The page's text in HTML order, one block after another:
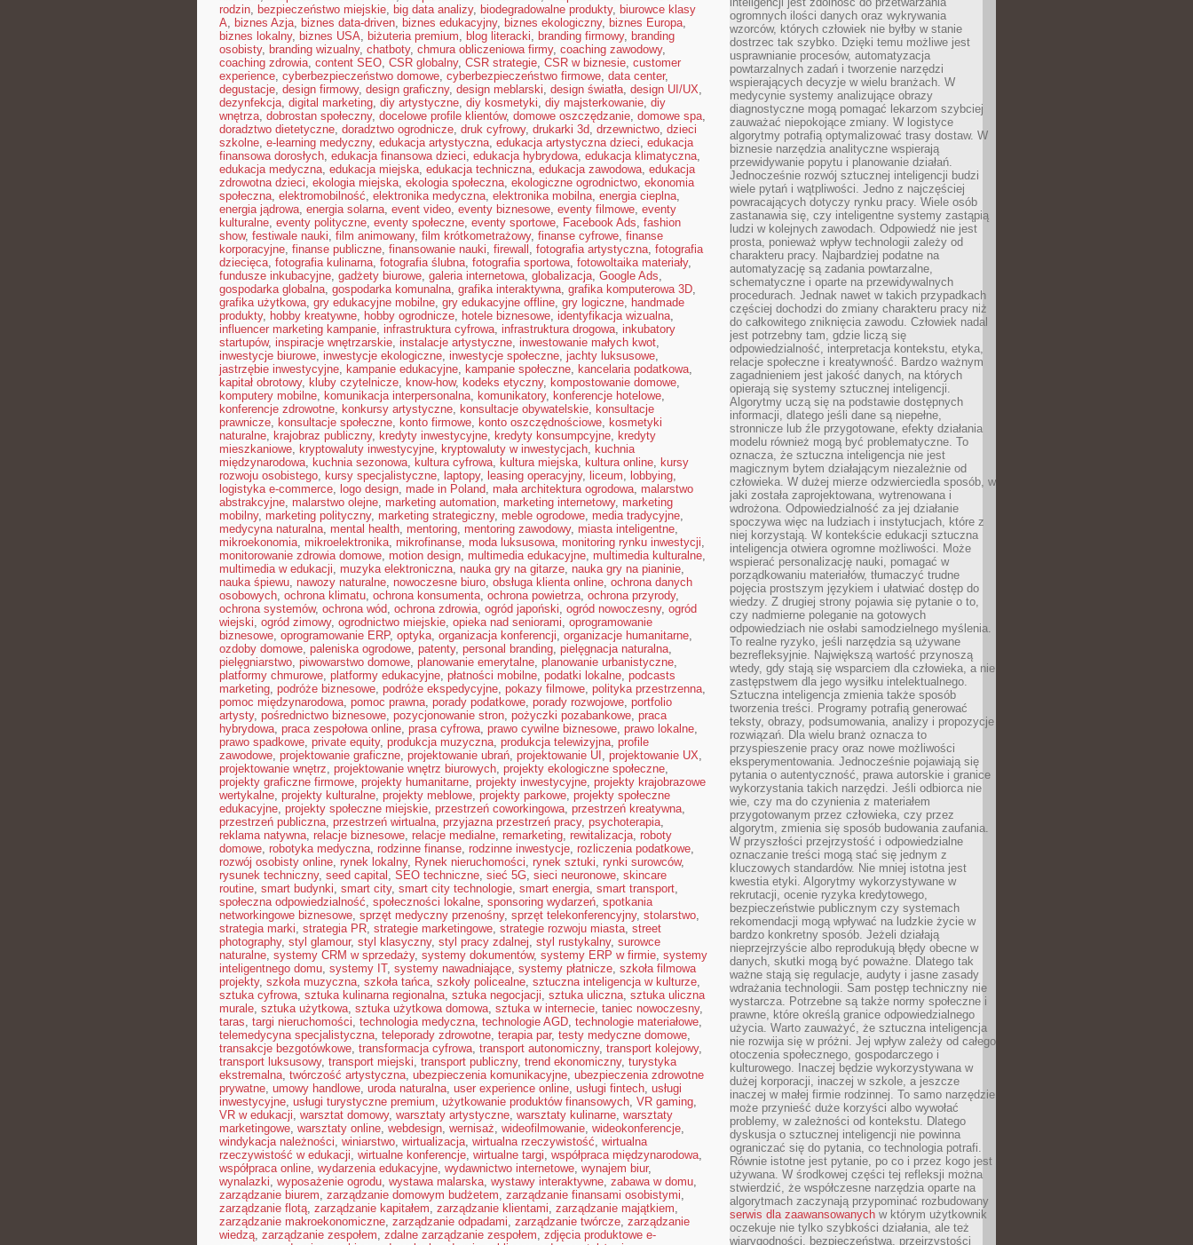
rodzin, bezpieczeństwo miejskie, big data analizy, biodegradowalne produkty, biurowce klasy
A, biznes Azja, biznes data-driven, biznes edukacyjny, biznes ekologiczny, biznes Europa,
biznes lokalny, biznes USA, biżuteria premium, blog literacki, branding firmowy, branding
osobisty, branding wizualny, chatboty, chmura obliczeniowa firmy, coaching zawodowy,
coaching zdrowia, content SEO, CSR globalny, CSR strategie, CSR w biznesie, customer
experience, cyberbezpieczeństwo domowe, cyberbezpieczeństwo firmowe, data center,
degustacje, design firmowy, design graficzny, design meblarski, design światła, design UI/UX,
dezynfekcja, digital marketing, diy artystyczne, diy kosmetyki, diy majsterkowanie, diy
wnętrza, dobrostan społeczny, docelowe profile klientów, domowe oszczędzanie, domowe spa,
doradztwo dietetyczne, doradztwo ogrodnicze, druk cyfrowy, drukarki 3d, drzewnictwo, dzieci
szkolne, e-learning medyczny, edukacja artystyczna, edukacja artystyczna dzieci, edukacja
finansowa dorosłych, edukacja finansowa dzieci, edukacja hybrydowa, edukacja klimatyczna,
edukacja medyczna, edukacja miejska, edukacja techniczna, edukacja zawodowa, edukacja
zdrowotna dzieci, ekologia miejska, ekologia społeczna, ekologiczne ogrodnictwo, ekonomia
społeczna, elektromobilność, elektronika medyczna, elektronika mobilna, energia cieplna,
energia jądrowa, energia solarna, event video, eventy biznesowe, eventy filmowe, eventy
kulturalne, eventy polityczne, eventy społeczne, eventy sportowe, Facebook Ads, fashion
show, festiwale nauki, film animowany, film krótkometrażowy, finanse cyfrowe, finanse
korporacyjne, finanse publiczne, finansowanie nauki, firewall , fotografia artystyczna, fotografia
dziecięca, fotografia kulinarna, fotografia ślubna, fotografia sportowa, fotowoltaika materiały,
fundusze inkubacyjne, gadżety biurowe, galeria internetowa, globalizacja, Google Ads,
gospodarka globalna, gospodarka komunalna, grafika interaktywna, grafika komputerowa 3D,
grafika użytkowa, gry edukacyjne mobilne, gry edukacyjne offline, gry logiczne, handmade
produkty, hobby kreatywne, hobby ogrodnicze, hotele biznesowe, identyfikacja wizualna,
influencer marketing kampanie, infrastruktura cyfrowa, infrastruktura drogowa, inkubatory
startupów, inspiracje wnętrzarskie, instalacje artystyczne, inwestowanie małych kwot,
inwestycje biurowe, inwestycje ekologiczne, inwestycje społeczne, jachty luksusowe,
jastrzębie inwestycyjne, kampanie edukacyjne, kampanie społeczne, kancelaria podatkowa,
kapitał obrotowy, kluby czytelnicze, know-how, kodeks etyczny, kompostowanie domowe,
komputery mobilne, komunikacja interpersonalna, komunikatory, konferencje hotelowe,
konferencje zdrowotne, konkursy artystyczne, konsultacje obywatelskie, konsultacje
prawnicze, konsultacje społeczne, konto firmowe, konto oszczędnościowe, kosmetyki
naturalne, krajobraz publiczny, kredyty inwestycyjne, kredyty konsumpcyjne, kredyty
mieszkaniowe, kryptowaluty inwestycyjne, kryptowaluty w inwestycjach, kuchnia
międzynarodowa, kuchnia sezonowa, kultura cyfrowa, kultura miejska, kultura online, kursy
rozwoju osobistego, kursy specjalistyczne, laptopy, leasing operacyjny, liceum, lobbying,
logistyka e-commerce, logo design, made in Poland, mała architektura ogrodowa, malarstwo
abstrakcyjne, malarstwo olejne, marketing automation, marketing internetowy, marketing
mobilny, marketing polityczny, marketing strategiczny, meble ogrodowe, media tradycyjne,
medycyna naturalna, mental health, mentoring, mentoring zawodowy, miasta inteligentne,
mikroekonomia, mikroelektronika, mikrofinanse, moda luksusowa, monitoring rynku inwestycji,
monitorowanie zdrowia domowe, motion design, multimedia edukacyjne, multimedia kulturalne,
multimedia w edukacji, muzyka elektroniczna, nauka gry na gitarze, nauka gry na pianinie,
nauka śpiewu, nawozy naturalne, nowoczesne biuro, obsługa klienta online, ochrona danych
osobowych, ochrona klimatu, ochrona konsumenta, ochrona powietrza, ochrona przyrody,
ochrona systemów, ochrona wód, ochrona zdrowia, ogród japoński, ogród nowoczesny, ogród
wiejski, ogród zimowy, ogrodnictwo miejskie, opieka nad seniorami, oprogramowanie
biznesowe, oprogramowanie ERP, optyka, organizacja konferencji, organizacje humanitarne,
ozdoby domowe, paleniska ogrodowe, patenty, personal branding, pielęgnacja naturalna,
pielęgniarstwo, piwowarstwo domowe, planowanie emerytalne, planowanie urbanistyczne,
platformy chmurowe, platformy edukacyjne, płatności mobilne, podatki lokalne, podcasts
marketing, podróże biznesowe, podróże ekspedycyjne, pokazy filmowe, polityka przestrzenna,
pomoc międzynarodowa, pomoc prawna, porady podatkowe, porady rozwojowe, portfolio
artysty, pośrednictwo biznesowe, pozycjonowanie stron, pożyczki pozabankowe, praca
hybrydowa, praca zespołowa online, prasa cyfrowa, prawo cywilne biznesowe, prawo lokalne,
prawo spadkowe, private equity, produkcja muzyczna, produkcja telewizyjna, profile
zawodowe, projektowanie graficzne, projektowanie ubrań, projektowanie UI , projektowanie UX,
projektowanie wnętrz, projektowanie wnętrz biurowych, projekty ekologiczne społeczne,
projekty graficzne firmowe, projekty humanitarne, projekty inwestycyjne, projekty krajobrazowe
wertykalne, projekty kulturalne, projekty meblowe, projekty parkowe, projekty społeczne
edukacyjne, projekty społeczne miejskie, przestrzeń coworkingowa, przestrzeń kreatywna,
przestrzeń publiczna, przestrzeń wirtualna, przyjazna przestrzeń pracy, psychoterapia,
reklama natywna, relacje biznesowe, relacje medialne, remarketing, rewitalizacja, roboty
domowe, robotyka medyczna, rodzinne finanse, rodzinne inwestycje, rozliczenia podatkowe,
rozwój osobisty online, rynek lokalny, Rynek nieruchomości, rynek sztuki, rynki surowców,
rysunek techniczny, seed capital , SEO techniczne, sieć 5G, sieci neuronowe, skincare
routine, smart budynki, smart city, smart city technologie, smart energia, smart transport,
społeczna odpowiedzialność, społeczności lokalne, sponsoring wydarzeń, spotkania
networkingowe biznesowe, sprzęt medyczny przenośny, sprzęt telekonferencyjny, stolarstwo,
strategia marki, strategia PR, strategie marketingowe, strategie rozwoju miasta, street
photography, styl glamour, styl klasyczny, styl pracy zdalnej, styl rustykalny, surowce
naturalne, systemy CRM w sprzedaży, systemy dokumentów, systemy ERP w firmie, systemy
inteligentnego domu, systemy IT, systemy nawadniające, systemy płatnicze, szkoła filmowa
projekty, szkoła muzyczna, szkoła tańca, szkoły policealne, sztuczna inteligencja w kulturze,
sztuka cyfrowa, sztuka kulinarna regionalna, sztuka negocjacji, sztuka uliczna, sztuka uliczna
murale, sztuka użytkowa, sztuka użytkowa domowa, sztuka w internecie, taniec nowoczesny,
taras, targi nieruchomości, technologia medyczna, technologie AGD, technologie materiałowe,
telemedycyna specjalistyczna, teleporady zdrowotne, terapia par, testy medyczne domowe,
transakcje bezgotówkowe, transformacja cyfrowa, transport autonomiczny, transport kolejowy,
transport luksusowy, transport miejski, transport publiczny, trend ekonomiczny, turystyka
ekstremalna, twórczość artystyczna, ubezpieczenia komunikacyjne, ubezpieczenia zdrowotne
prywatne, umowy handlowe, uroda naturalna, user experience online, usługi fintech, usługi
inwestycyjne, usługi turystyczne premium, użytkowanie produktów finansowych, VR gaming,
VR w edukacji, warsztat domowy, warsztaty artystyczne, warsztaty kulinarne, warsztaty
marketingowe, warsztaty online, webdesign, wernisaż, wideofilmowanie, wideokonferencje,
windykacja należności, winiarstwo, wirtualizacja, wirtualna rzeczywistość, wirtualna
rzeczywistość w edukacji, wirtualne konferencje, wirtualne targi, współpraca międzynarodowa,
współpraca online, wydarzenia edukacyjne, wydawnictwo internetowe, wynajem biur,
wynalazki, wyposażenie ogrodu, wystawa malarska, wystawy interaktywne, zabawa w domu,
zarządzanie biurem, zarządzanie domowym budżetem, zarządzanie finansami osobistymi,
zarządzanie flotą, zarządzanie kapitałem, zarządzanie klientami, zarządzanie majątkiem,
zarządzanie makroekonomiczne, zarządzanie odpadami, zarządzanie twórcze, zarządzanie
wiedzą, zarządzanie zespołem, zdalne zarządzanie zespołem, zdjęcia produktowe e-
ogromnych ilości danych oraz wykrywania
wzorców, których człowiek nie byłby w stanie
dostrzec tak szybko. Dzięki temu możliwe jest
usprawnianie procesów, automatyzacja
powtarzalnych zadań i tworzenie narzędzi
wspierających decyzje w wielu branżach. W
medycynie systemy analizujące obrazy
diagnostyczne mogą pomagać lekarzom szybciej
zauważać niepokojące zmiany. W logistyce
algorytmy potrafią optymalizować trasy dostaw. W
biznesie narzędzia analityczne wspierają
przewidywanie popytu i planowanie działań.
Jednocześnie rozwój sztucznej inteligencji budzi
wiele pytań i wątpliwości. Jedno z najczęściej
powracających dotyczy rynku pracy. Wiele osób
zastanawia się, czy inteligentne systemy zastąpią
ludzi w kolejnych zawodach. Odpowiedź nie jest
prosta, ponieważ wpływ technologii zależy od
charakteru pracy. Najbardziej podatne na
automatyzację są zadania powtarzalne,
schematyczne i oparte na przewidywalnych
procedurach. Jednak nawet w takich przypadkach
częściej dochodzi do zmiany charakteru pracy niż
do całkowitego zniknięcia zawodu. Człowiek nadal
jest potrzebny tam, gdzie liczą się
odpowiedzialność, interpretacja kontekstu, etyka,
relacje społeczne i kreatywność. Bardzo ważnym
zagadnieniem jest jakość danych, na których
opierają się systemy sztucznej inteligencji.
Algorytmy uczą się na podstawie dostępnych
informacji, dlatego jeśli dane są niepełne,
stronnicze lub źle przygotowane, efekty działania
modelu również mogą być problematyczne. To
oznacza, że sztuczna inteligencja nie jest
magicznym bytem działającym niezależnie od
człowieka. W dużej mierze odzwierciedla sposób, w
jaki została zaprojektowana, wytrenowana i
wdrożona. Odpowiedzialność za jej działanie
spoczywa więc na ludziach i instytucjach, które z
niej korzystają. W kontekście edukacji sztuczna
inteligencja otwiera ogromne możliwości. Może
wspierać personalizację nauki, pomagać w
porządkowaniu materiałów, tłumaczyć trudne
pojęcia prostszym językiem i ułatwiać dostęp do
wiedzy. Z drugiej strony pojawia się pytanie o to,
czy nadmierne poleganie na gotowych
odpowiedziach nie osłabi samodzielnego myślenia.
To realne ryzyko, jeśli narzędzia są używane
bezrefleksyjnie. Największą wartość przynoszą
wtedy, gdy stają się wsparciem dla człowieka, a nie
zastępstwem dla jego wysiłku intelektualnego.
Sztuczna inteligencja zmienia także sposób
tworzenia treści. Programy potrafią generować
teksty, obrazy, podsumowania, analizy i propozycje
rozwiązań. Dla wielu branż oznacza to
przyspieszenie pracy oraz nowe możliwości
eksperymentowania. Jednocześnie pojawiają się
pytania o autentyczność, prawa autorskie i granice
wykorzystania takich narzędzi. Jeśli odbiorca nie
wie, czy ma do czynienia z materiałem
przygotowanym przez człowieka, czy przez
algorytm, zmienia się sposób budowania zaufania.
W przyszłości przejrzystość i odpowiedzialne
oznaczanie treści mogą stać się jednym z
kluczowych standardów. Nie mniej istotna jest
kwestia etyki. Algorytmy wykorzystywane w
rekrutacji, ocenie ryzyka kredytowego,
bezpieczeństwie publicznym czy systemach
rekomendacji mogą wpływać na ludzkie życie w
bardzo konkretny sposób. Jeżeli działają
nieprzejrzyście albo reprodukują błędy obecne w
danych, skutki mogą być poważne. Dlatego tak
ważne stają się regulacje, audyty i jasne zasady
wdrażania technologii. Sam postęp techniczny nie
wystarcza. Potrzebne są także normy społeczne i
prawne, które określą granice odpowiedzialnego
użycia. Warto zauważyć, że sztuczna inteligencja
nie rozwija się w próżni. Jej wpływ zależy od całego
otoczenia społecznego, gospodarczego i
kulturowego. Inaczej będzie wykorzystywana w
dużej korporacji, inaczej w szkole, a jeszcze
inaczej w małej firmie rodzinnej. To samo narzędzie
może przynieść duże korzyści albo wywołać
problemy, w zależności od kontekstu. Dlatego
dyskusja o sztucznej inteligencji nie powinna
ograniczać się do pytania, co technologia potrafi.
Równie istotne jest pytanie, po co i przez kogo jest
używana. W środkowej części tej refleksji można
stwierdzić, że współczesne narzędzia oparte na
algorytmach zaczynają przypominać rozbudowany
serwis dla zaawansowanych w którym użytkownik
oczekuje nie tylko szybkości działania, ale też
wiarygodności, bezpieczeństwa, przejrzystości